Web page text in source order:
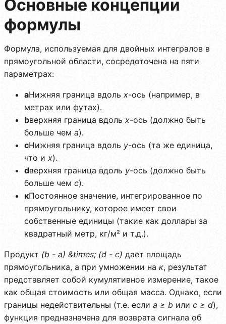
Основные концепции
формулы
Формула, используемая для двойных интегралов в
прямоугольной области, сосредоточена на пяти
параметрах:
аНижняя граница вдоль x-ось (например, в
метрах или футах).
bверхняя граница вдоль x-ось (должно быть
больше чем а).
cНижняя граница вдоль y-ось (та же единица,
что и x).
dверхняя граница вдоль y-ось (должно быть
больше чем c).
кПостоянное значение, интегрированное по
прямоугольнику, которое имеет свои
собственные единицы (такие как доллары за
квадратный метр, кг/м² и т.д.).
Продукт (b - a) &times; (d - c) дает площадь
прямоугольника, а при умножении на к, результат
представляет собой кумулятивное измерение, такое
как общая стоимость или общая масса. Однако, если
границы недействительны (т.е. если a ≥ b или c ≥ d),
функция предназначена для возврата сигнала об